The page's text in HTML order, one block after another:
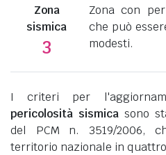
Zona
sismica
3
Zona con
che può
modesti.
I criteri per
pericolosità sismica sono
del PCM n. 3519/2006,
territorio nazionale in